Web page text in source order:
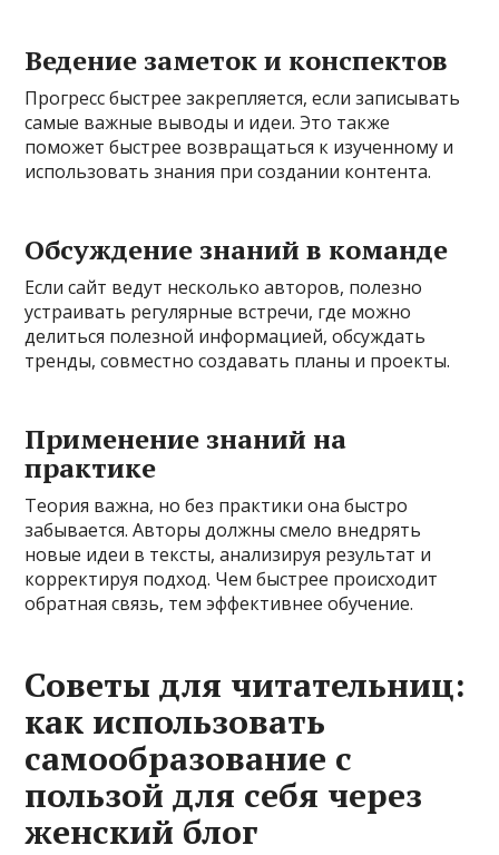
Ведение заметок и конспектов
Прогресс быстрее закрепляется, если записывать
самые важные выводы и идеи. Это также
поможет быстрее возвращаться к изученному и
использовать знания при создании контента.
Обсуждение знаний в команде
Если сайт ведут несколько авторов, полезно
устраивать регулярные встречи, где можно
делиться полезной информацией, обсуждать
тренды, совместно создавать планы и проекты.
Применение знаний на
практике
Теория важна, но без практики она быстро
забывается. Авторы должны смело внедрять
новые идеи в тексты, анализируя результат и
корректируя подход. Чем быстрее происходит
обратная связь, тем эффективнее обучение.
Советы для читательниц:
как использовать
самообразование с
пользой для себя через
женский блог